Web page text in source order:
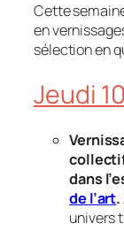
Cette
en
sélection en
Jeudi
dans
de l’art.
univers